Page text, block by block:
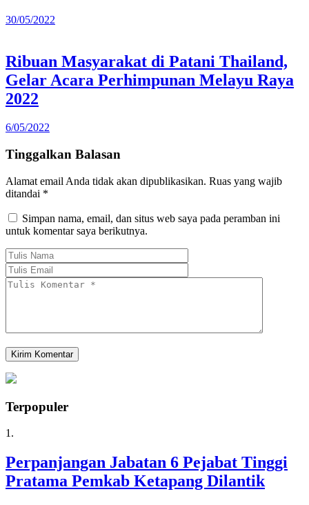
30/05/2022
Ribuan Masyarakat di Patani Thailand,
Gelar Acara Perhimpunan Melayu Raya
2022
6/05/2022
Tinggalkan Balasan
Alamat email Anda tidak akan dipublikasikan. Ruas yang wajib
ditandai *
Simpan nama, email, dan situs web saya pada peramban ini
untuk komentar saya berikutnya.
Terpopuler
1.
Perpanjangan Jabatan 6 Pejabat Tinggi
Pratama Pemkab Ketapang Dilantik